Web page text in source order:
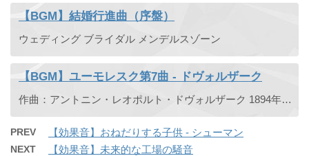
【BGM】結婚行進曲（序盤）
ウェディング ブライダル メンデルスゾーン
【BGM】ユーモレスク第7曲 - ドヴォルザーク
作曲：アントニン・レオポルト・ドヴォルザーク 1894年にドヴォルザークにより作曲されたユーモレスク曲集の第7曲です。最も有名であり、テレビ、ゲーム、ヤマザキのダブルソフトのCM曲としても採用された。
PREV 【効果音】おねだりする子供 - シューマン
NEXT 【効果音】未来的な工場の騒音